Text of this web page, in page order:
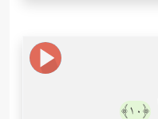
﴿١٠﴾